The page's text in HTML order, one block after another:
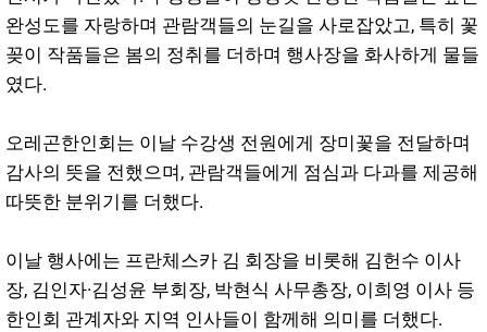
완성도를 자랑하며 관람객들의 눈길을 사로잡았고, 특히 꽃
꽂이 작품들은 봄의 정취를 더하며 행사장을 화사하게 물들
였다.
오레곤한인회는 이날 수강생 전원에게 장미꽃을 전달하며
감사의 뜻을 전했으며, 관람객들에게 점심과 다과를 제공해
따뜻한 분위기를 더했다.
이날 행사에는 프란체스카 김 회장을 비롯해 김헌수 이사
장, 김인자·김성윤 부회장, 박현식 사무총장, 이희영 이사 등
한인회 관계자와 지역 인사들이 함께해 의미를 더했다.